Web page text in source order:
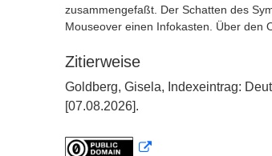
zusammengefaßt. Der Schatten des
Mouseover einen Infokasten. Über den
Zitierweise
Goldberg, Gisela, Indexeintrag:
[07.08.2026].